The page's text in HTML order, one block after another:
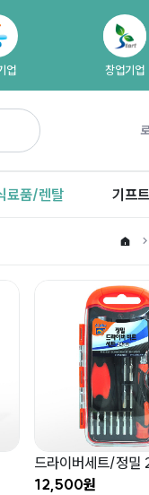
업 창업기업
료품/렌탈 기프
드라이버세트/정밀
12,500원